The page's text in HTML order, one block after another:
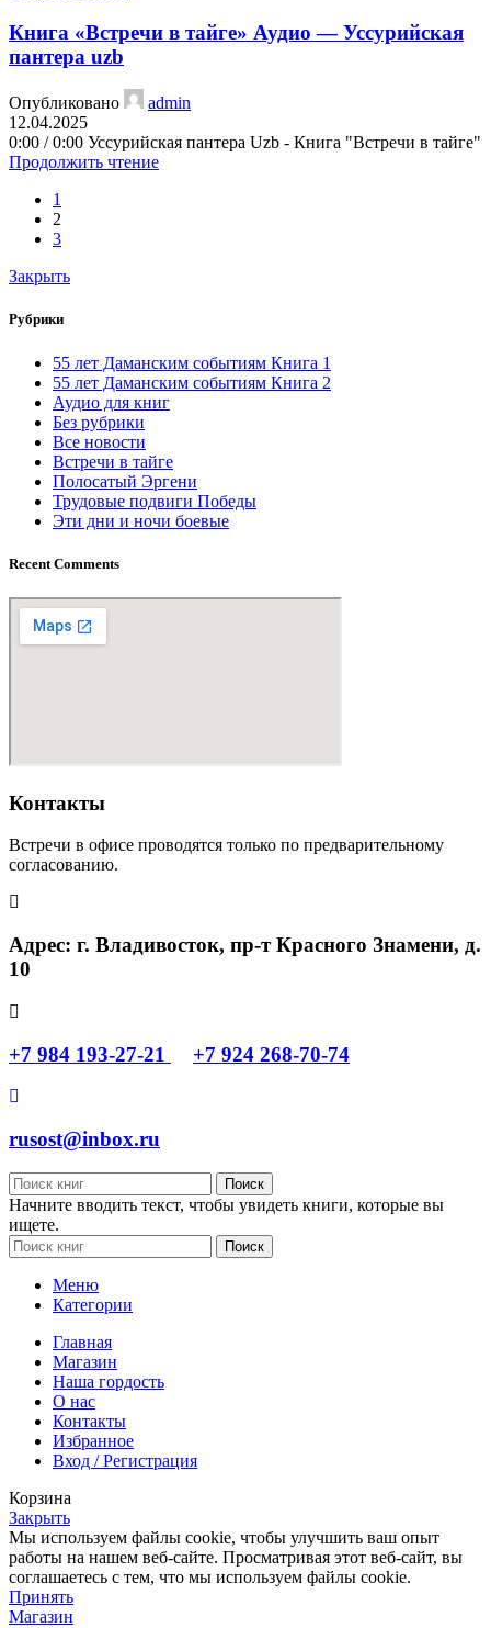
Книга «Встречи в тайге» Аудио — Уссурийская
пантера uzb
Опубликовано
admin
12.04.2025
0:00 / 0:00 Уссурийская пантера Uzb - Книга "Встречи в тайге"
Продолжить чтение
1
2
3
Закрыть
Рубрики
55 лет Даманским событиям Книга 1
55 лет Даманским событиям Книга 2
Аудио для книг
Без рубрики
Все новости
Встречи в тайге
Полосатый Эргени
Трудовые подвиги Победы
Эти дни и ночи боевые
Recent Comments
Контакты
Встречи в офисе проводятся только по предварительному
согласованию.
Адрес: г. Владивосток, пр-т Красного Знамени, д.
10
+7 984 193-27-21 +7 924 268-70-74
rusost@inbox.ru
Поиск
Начните вводить текст, чтобы увидеть книги, которые вы
ищете.
Поиск
Меню
Категории
Главная
Магазин
Наша гордость
О нас
Контакты
Избранное
Вход / Регистрация
Корзина
Закрыть
Мы используем файлы cookie, чтобы улучшить ваш опыт
работы на нашем веб-сайте. Просматривая этот веб-сайт, вы
соглашаетесь с тем, что мы используем файлы cookie.
Принять
Магазин